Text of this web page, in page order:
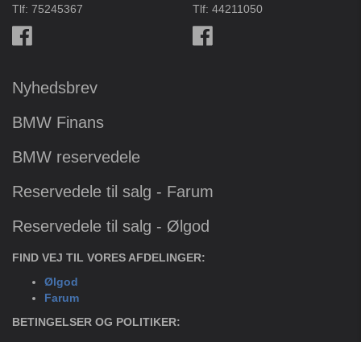
Tlf: 75245367
Tlf: 44211050
Nyhedsbrev
BMW Finans
BMW reservedele
Reservedele til salg - Farum
Reservedele til salg - Ølgod
FIND VEJ TIL VORES AFDELINGER:
Ølgod
Farum
BETINGELSER OG POLITIKER: